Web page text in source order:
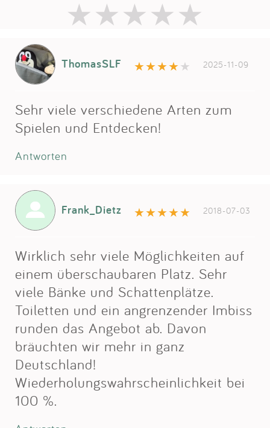
ThomasSLF 2025-11-09
Sehr viele verschiedene Arten zum
Spielen und Entdecken!
Antworten
Frank_Dietz 2018-07-03
Wirklich sehr viele Möglichkeiten auf
einem überschaubaren Platz. Sehr
viele Bänke und Schattenplätze.
Toiletten und ein angrenzender Imbiss
runden das Angebot ab. Davon
bräuchten wir mehr in ganz
Deutschland!
Wiederholungswahrscheinlichkeit bei
100 %.